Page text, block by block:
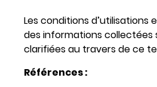
Les conditions d’utilisations
des informations collectées
clarifiées au travers de ce
Références :